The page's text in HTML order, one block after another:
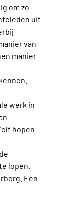
om zo
uit
van
manier
werk in
hopen
lopen.
Een